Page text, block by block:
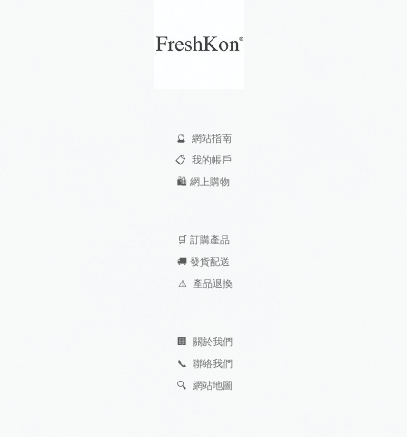
🔮 網站指南
📋 我的帳戶
🛍️ 網上購物
🛒 訂購產品
🚚 發貨配送
⚠ 產品退換
🏢 關於我們
📞 聯絡我們
🔍 網站地圖